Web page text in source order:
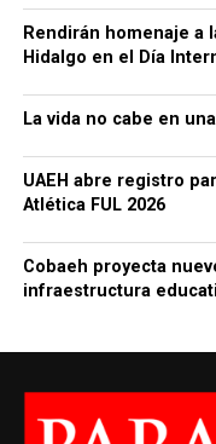
Rendirán homenaje a
Hidalgo en el Día
La vida no cabe en
UAEH abre registro
Atlética FUL 2026
Cobaeh proyecta
infraestructura